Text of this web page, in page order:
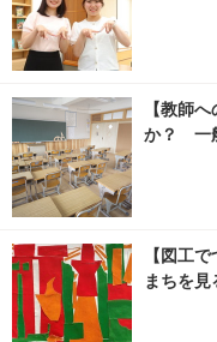
【教師
か？ 一
【図工
まちを見